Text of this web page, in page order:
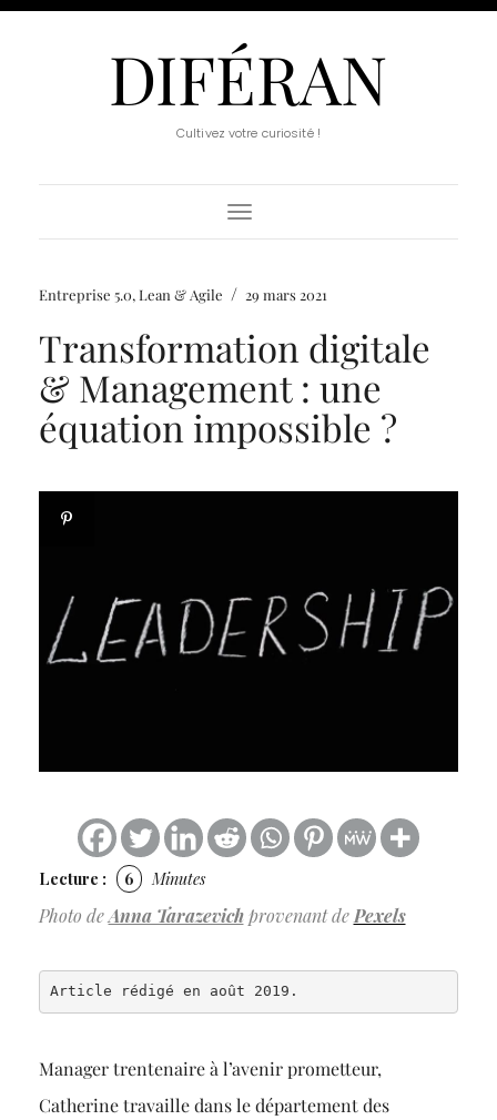
DIFÉRAN
Cultivez votre curiosité !
Toggle
Navigation
Entreprise 5.0, Lean & Agile / 29 mars 2021
Transformation digitale
& Management : une
équation impossible ?
Lecture : 6 Minutes
Photo deAnna Tarazevichprovenant de Pexels
Article rédigé en août 2019.
Manager trentenaire à l’avenir prometteur,
Catherine travaille dans le département des